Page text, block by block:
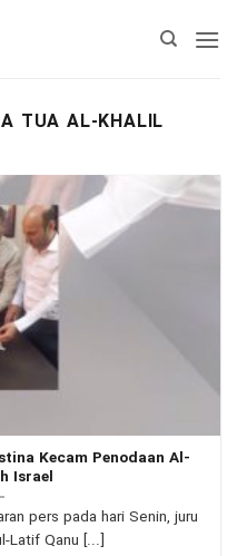
TUA AL-KHALIL
Kecam Penodaan Al-
Israel
pers pada hari Senin, juru
Latif Qanu [...]